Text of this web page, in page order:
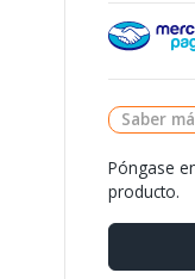
Saber
Póngase
producto.